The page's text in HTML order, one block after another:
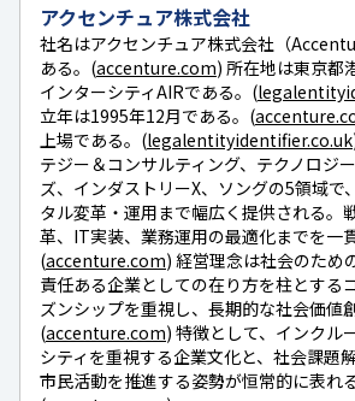
アクセンチュア株式会社
社名はアクセンチュア株式会社（
ある。(accenture.com) 所在地は東京都
インターシティAIRである。(
立年は1995年12月である。(
上場である。(legalentityidentifier.co.uk
テジー＆コンサルティング、テクノロジ
ズ、インダストリーX、ソングの5領域で
タル変革・運用まで幅広く提供される。
革、IT実装、業務運用の最適化までを一
(accenture.com) 経営理念は社会のため
責任ある企業としての在り方を柱とする
ズンシップを重視し、長期的な社会価値
(accenture.com) 特徴として、インクル
シティを重視する企業文化と、社会課題
市民活動を推進する姿勢が恒常的に表れる